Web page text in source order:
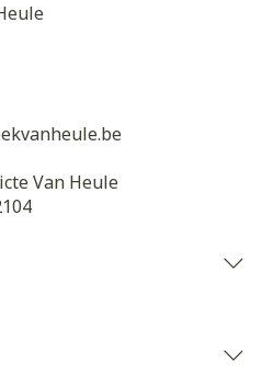
Van Heule